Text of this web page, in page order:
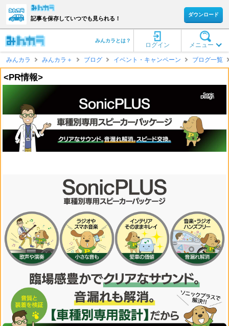
記事を保存していつでも見られる！
ダウンロード
メニュー
ログイン
みんカラとは？
みんカラ みんカラ＋ ブログ イベント・キャンペーン ブログ一覧
<PR情報>